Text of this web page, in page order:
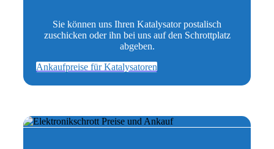
Sie können uns Ihren Katalysator postalisch
zuschicken oder ihn bei uns auf den Schrottplatz
abgeben.
Ankaufpreise für Katalysatoren